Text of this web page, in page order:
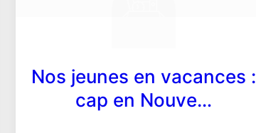
Nos jeunes en vacances :
cap en Nouve…